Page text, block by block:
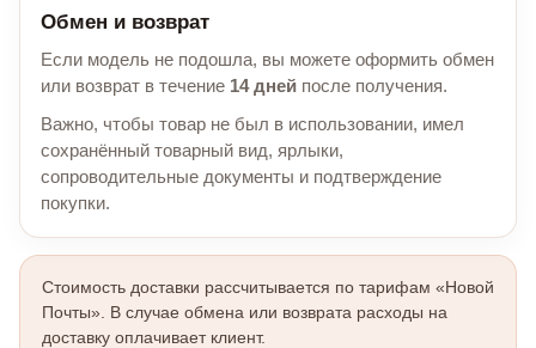
Обмен и возврат
Если модель не подошла, вы можете оформить обмен
или возврат в течение 14 дней после получения.
Важно, чтобы товар не был в использовании, имел
сохранённый товарный вид, ярлыки,
сопроводительные документы и подтверждение
покупки.
Стоимость доставки рассчитывается по тарифам «Новой
Почты». В случае обмена или возврата расходы на
доставку оплачивает клиент.